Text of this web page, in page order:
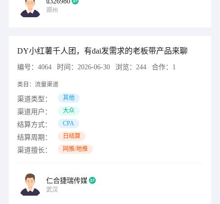
郑州
DY小红薯千人团，有dai发需求的老板带产品来聊
编号： 4064 时间： 2026-06-30 浏览： 244 合作： 1
类目： 流量渠道
渠道类型： 其他
渠道用户： 大众
结算方式： CPA
结算周期： 日结算
渠道擅长： 网推/地推
仁合捷瑞传媒
武汉